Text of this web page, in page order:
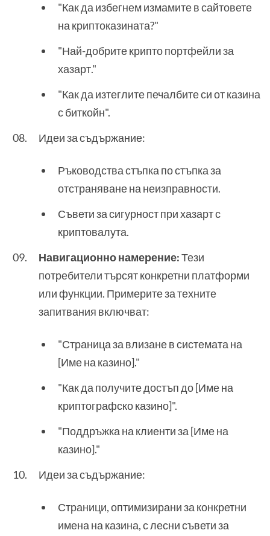
"Как да избегнем измамите в сайтовете
на криптоказината?"
"Най-добрите крипто портфейли за
хазарт."
"Как да изтеглите печалбите си от казина
с биткойн".
Идеи за съдържание:
Ръководства стъпка по стъпка за
отстраняване на неизправности.
Съвети за сигурност при хазарт с
криптовалута.
Навигационно намерение:Тези
потребители търсят конкретни платформи
или функции. Примерите за техните
запитвания включват:
"Страница за влизане в системата на
[Име на казино]."
"Как да получите достъп до [Име на
криптографско казино]".
"Поддръжка на клиенти за [Име на
казино]."
Идеи за съдържание:
Страници, оптимизирани за конкретни
имена на казина, с лесни съвети за